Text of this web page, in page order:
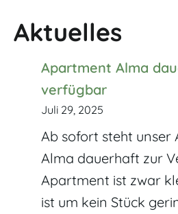
Aktuelles
Apartment Alma
verfügbar
Juli 29, 2025
Ab sofort steht unser
Alma dauerhaft zur
Apartment ist zwar
ist um kein Stück